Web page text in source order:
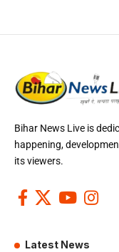
Bihar News Live is
happening,
its viewers.
Latest News